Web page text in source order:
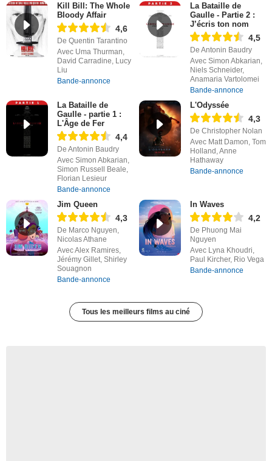
Kill Bill: The Whole
Bloody Affair
4,6
De Quentin Tarantino
Avec Uma Thurman,
David Carradine, Lucy
Liu
Bande-annonce
La Bataille de
Gaulle - Partie 2 :
J’écris ton nom
4,5
De Antonin Baudry
Avec Simon Abkarian,
Niels Schneider,
Anamaria Vartolomei
Bande-annonce
La Bataille de
Gaulle - partie 1 :
L'Âge de Fer
4,4
De Antonin Baudry
Avec Simon Abkarian,
Simon Russell Beale,
Florian Lesieur
Bande-annonce
L'Odyssée
4,3
De Christopher Nolan
Avec Matt Damon, Tom
Holland, Anne
Hathaway
Bande-annonce
Jim Queen
4,3
De Marco Nguyen,
Nicolas Athane
Avec Alex Ramires,
Jérémy Gillet, Shirley
Souagnon
Bande-annonce
In Waves
4,2
De Phuong Mai
Nguyen
Avec Lyna Khoudri,
Paul Kircher, Rio Vega
Bande-annonce
Tous les meilleurs films au ciné